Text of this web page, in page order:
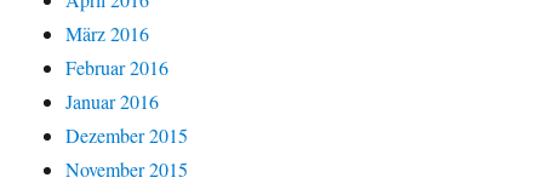
März 2016
Februar 2016
Januar 2016
Dezember 2015
November 2015